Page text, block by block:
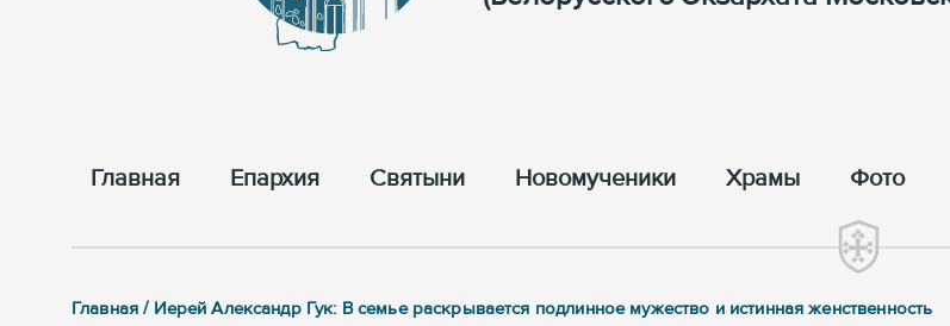
Главная Епархия Cвятыни Новомученики Храмы Фото
Главная / Иерей Александр Гук: В семье раскрывается подлинное мужество и истинная женственность